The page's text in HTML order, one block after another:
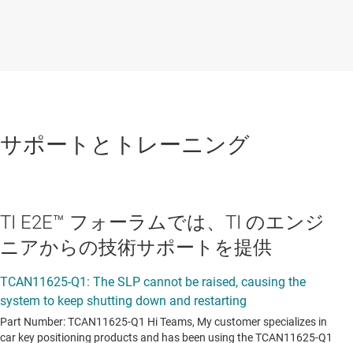
サポートとトレーニング
TI E2E™ フォーラムでは、TI のエンジ
ニアからの技術サポートを提供